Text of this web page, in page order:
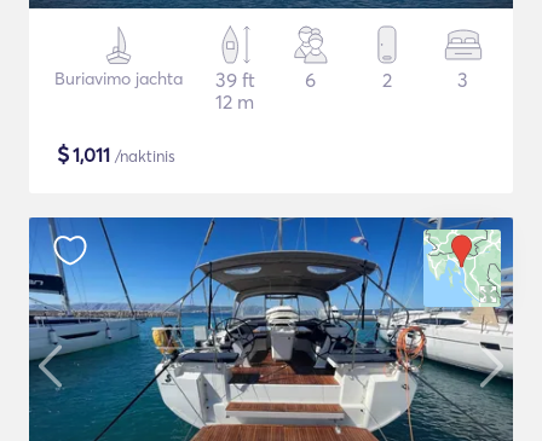
Buriavimo jachta
39 ft
12 m
6 2 3
$1,011 /naktinis